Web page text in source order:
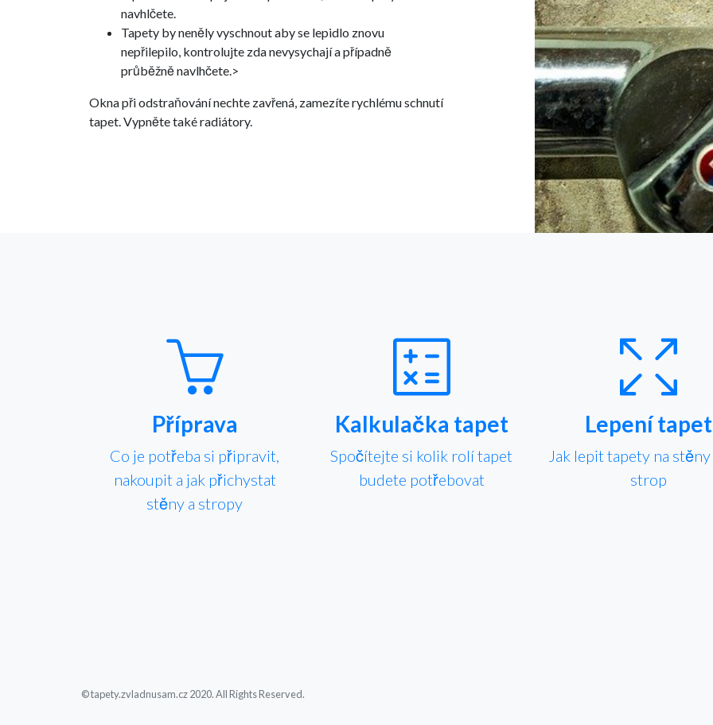
navhlčete.
Tapety by neněly vyschnout aby se lepidlo znovu
nepřilepilo, kontrolujte zda nevysychají a případně
průběžně navlhčete.>
Okna při odstraňování nechte zavřená, zamezíte rychlému schnutí
tapet. Vypněte také radiátory.
Příprava
Co je potřeba si připravit,
nakoupit a jak přichystat
stěny a stropy
Kalkulačka tapet
Spočítejte si kolik rolí tapet
budete potřebovat
Lepení tapet
Jak lepit tapety na
strop
© tapety.zvladnusam.cz 2020. All Rights Reserved.